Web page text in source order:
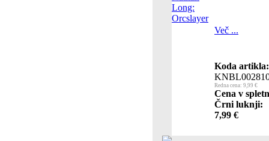
Več ...
Koda artikla:
Redna cena: 9,99 €
Cena v
Črni luknji:
7,99 €